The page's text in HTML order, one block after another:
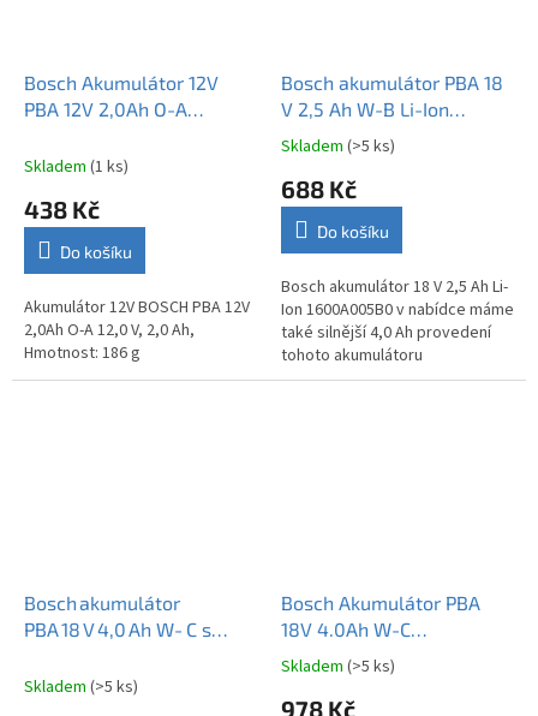
Bosch Akumulátor 12V
PBA 12V 2,0Ah O-A
Skladem (1 ks)
438 Kč
Do košíku
Akumulátor 12V BOSCH PBA 12V
2,0Ah O-A 12,0 V, 2,0 Ah,
Hmotnost: 186 g
Bosch akumulátor PBA 18
V 2,5 Ah W-B Li-Ion
1600A005B0 originál
Průměrné
produktu
4,7
5
hvězdiček.
Skladem (>5 ks)
688 Kč
Do košíku
Bosch akumulátor 18 V 2,5 Ah Li-
Ion 1600A005B0 v nabídce máme
také silnější 4,0 Ah provedení
tohoto akumulátoru
Bosch akumulátor
PBA 18 V 4,0 Ah W‑C s
1607A351XF
Skladem (>5 ks)
Bosch Akumulátor PBA
18V 4.0Ah W-C
1600A011T8 originál
Průměrné
Skladem (>5 ks)
978 Kč